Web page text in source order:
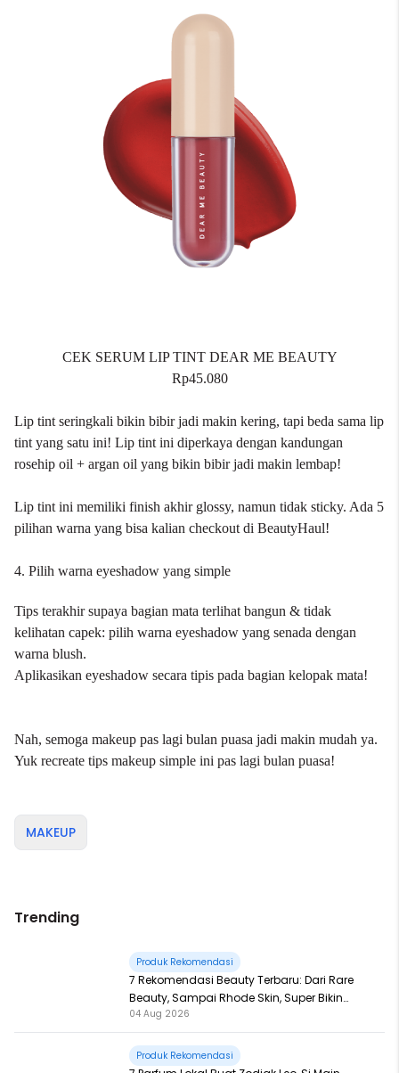
CEK SERUM LIP TINT DEAR ME BEAUTY
Rp45.080
Lip tint seringkali bikin bibir jadi makin kering, tapi beda sama lip
tint yang satu ini! Lip tint ini diperkaya dengan kandungan
rosehip oil + argan oil yang bikin bibir jadi makin lembap!
Lip tint ini memiliki finish akhir glossy, namun tidak sticky. Ada 5
pilihan warna yang bisa kalian checkout di BeautyHaul!
4. Pilih warna eyeshadow yang simple
Tips terakhir supaya bagian mata terlihat bangun & tidak
kelihatan capek: pilih warna eyeshadow yang senada dengan
warna blush.
Aplikasikan eyeshadow secara tipis pada bagian kelopak mata!
Nah, semoga makeup pas lagi bulan puasa jadi makin mudah ya.
Yuk recreate tips makeup simple ini pas lagi bulan puasa!
MAKEUP
Trending
Produk Rekomendasi
7 Rekomendasi Beauty Terbaru: Dari Rare
Beauty, Sampai Rhode Skin, Super Bikin
Fomo
04 Aug 2026
Produk Rekomendasi